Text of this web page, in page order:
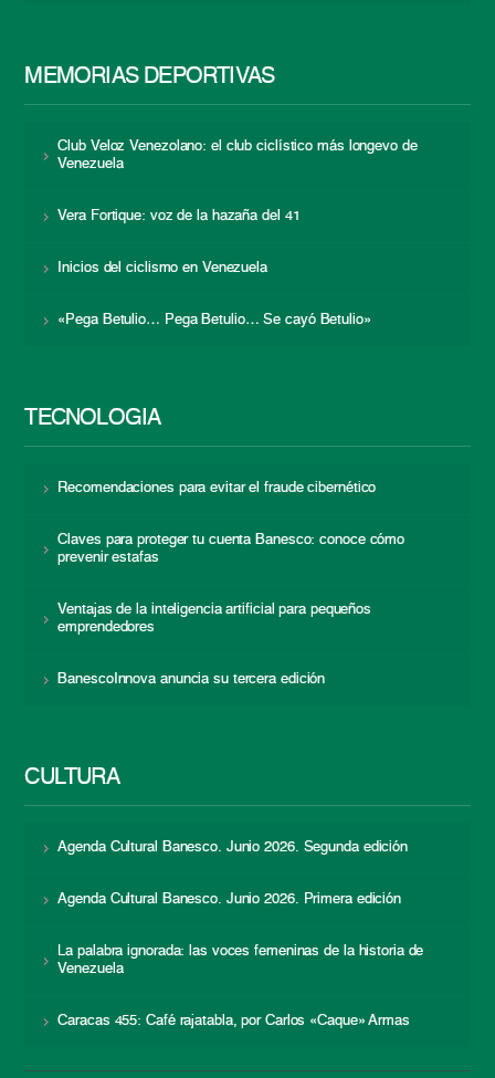
MEMORIAS DEPORTIVAS
Club Veloz Venezolano: el club ciclístico más longevo de
Venezuela
Vera Fortique: voz de la hazaña del 41
Inicios del ciclismo en Venezuela
«Pega Betulio… Pega Betulio… Se cayó Betulio»
TECNOLOGÍA
Recomendaciones para evitar el fraude cibernético
Claves para proteger tu cuenta Banesco: conoce cómo
prevenir estafas
Ventajas de la inteligencia artificial para pequeños
emprendedores
BanescoInnova anuncia su tercera edición
CULTURA
Agenda Cultural Banesco. Junio 2026. Segunda edición
Agenda Cultural Banesco. Junio 2026. Primera edición
La palabra ignorada: las voces femeninas de la historia de
Venezuela
Caracas 455: Café rajatabla, por Carlos «Caque» Armas